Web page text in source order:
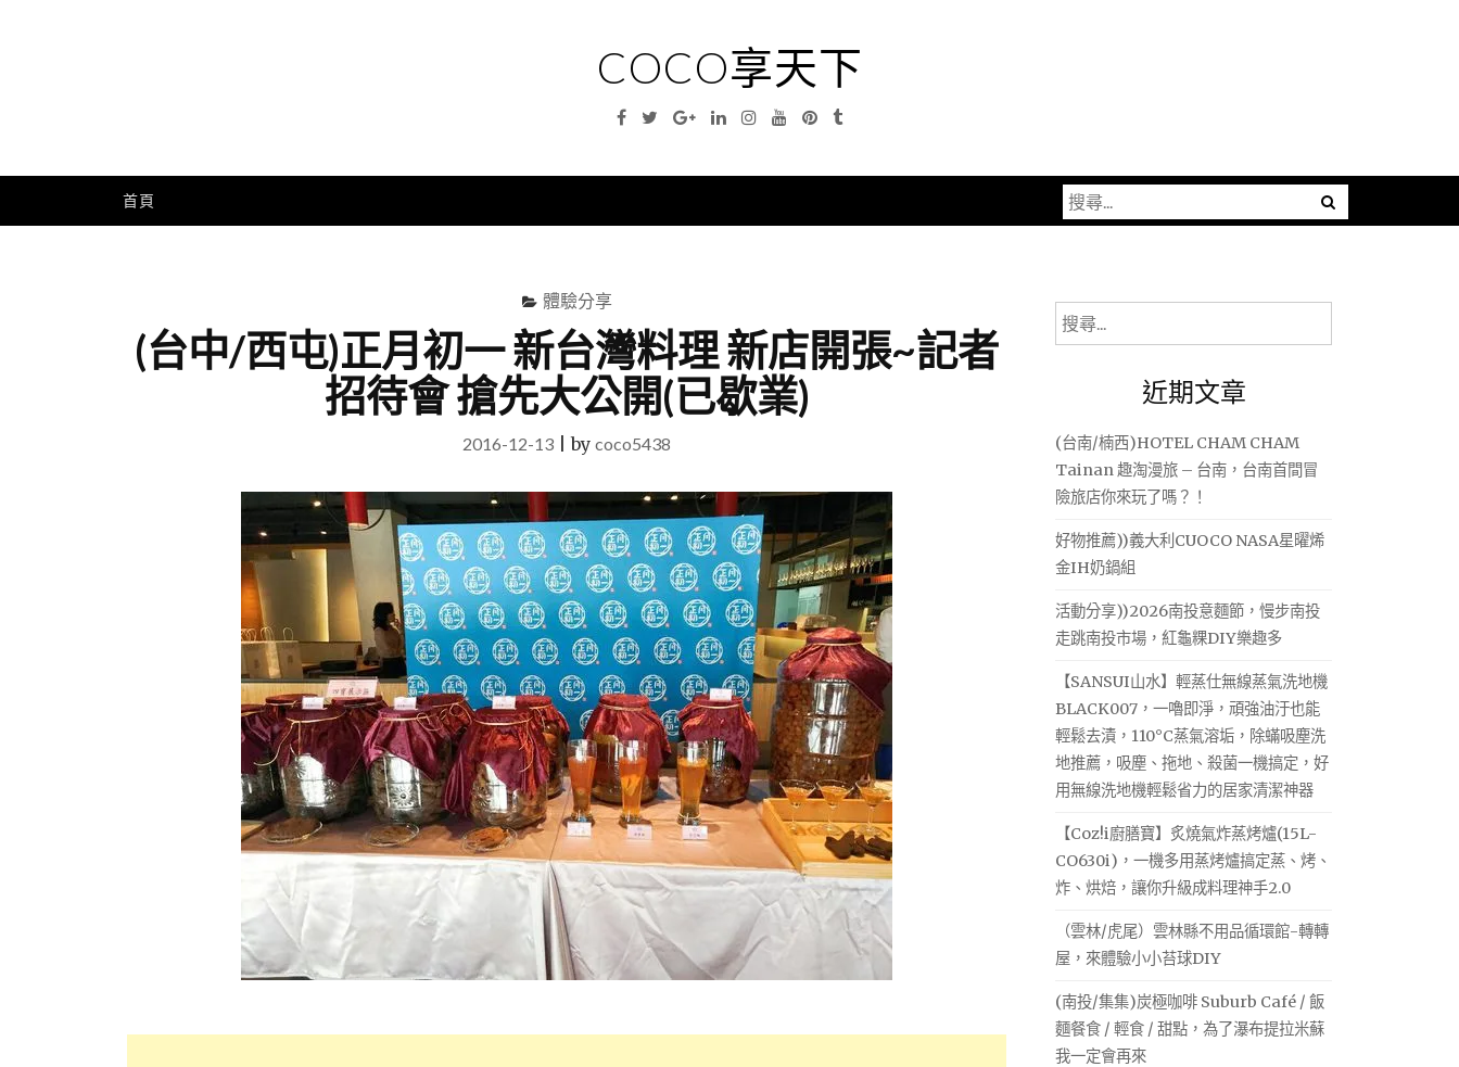
COCO享天下
Facebook
TwitterGoogleLinkedinInstagramYouTubePinterest
Tumblr
首頁
搜
尋
字:
體驗分享
(台中/西屯)正月初一 新台灣料理 新店開張~記者
招待會 搶先大公開(已歇業)
2016-12-13 |by coco5438
搜
尋
近期文章
(台南/楠西)HOTEL CHAM CHAM
Tainan 趣淘漫旅 – 台南，台南首間冒
險旅店你來玩了嗎？！
好物推薦))義大利CUOCO NASA星曜烯
金IH奶鍋組
活動分享))2026南投意麵節，慢步南投
走跳南投市場，紅龜粿DIY樂趣多
【SANSUI山水】輕蒸仕無線蒸氣洗地機
BLACK007，一嚕即淨，頑強油汙也能
輕鬆去漬，110°C蒸氣溶垢，除蟎吸塵洗
地推薦，吸塵、拖地、殺菌一機搞定，好
用無線洗地機輕鬆省力的居家清潔神器
【Coz!i廚膳寶】炙燒氣炸蒸烤爐(15L-
CO630i)，一機多用蒸烤爐搞定蒸、烤、
炸、烘焙，讓你升級成料理神手2.0
（雲林/虎尾）雲林縣不用品循環館-轉轉
屋，來體驗小小苔球DIY
(南投/集集)炭極咖啡 Suburb Café / 飯
麵餐食 / 輕食 / 甜點，為了瀑布提拉米蘇
我一定會再來